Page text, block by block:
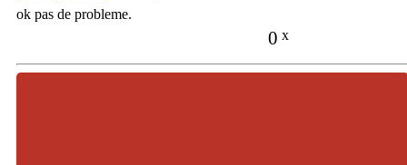
ok pas de probleme.
0 x